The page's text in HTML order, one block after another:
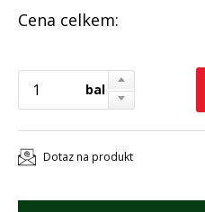
Cena celkem:
bal
Dotaz na produkt